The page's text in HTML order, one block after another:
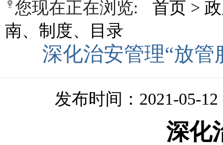
您现在正在浏览: 首页 >
南、制度、目录
深化治安管理“放
发布时间：2021-05-12
深化